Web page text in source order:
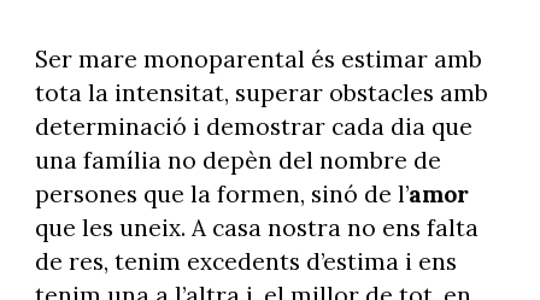
Ser mare monoparental és estimar amb
tota la intensitat, superar obstacles amb
determinació i demostrar cada dia que
una família no depèn del nombre de
persones que la formen, sinó de l’amor
que les uneix. A casa nostra no ens falta
de res, tenim excedents d’estima i ens